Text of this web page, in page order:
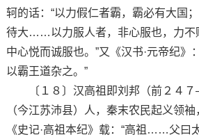
轲的话：“以力假仁者霸，霸必有大国
待大……以力服人者，非心服也，力不
中心悦而诚服也。”又《汉书·元帝纪》
以霸王道杂之。”
〔１８〕汉高祖即刘邦（前２４７
（今江苏沛县）人，秦末农民起义领
《史记·高祖本纪》载：“高祖……父曰